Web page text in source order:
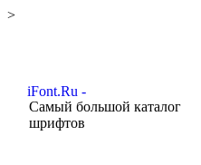
>
Самый большой каталог
шрифтов